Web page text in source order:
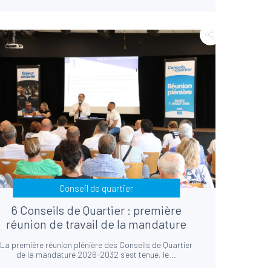
Conseil de quartier
6 Conseils de Quartier : première
réunion de travail de la mandature
La première réunion plénière des Conseils de Quartier
de la mandature 2026-2032 s’est tenue, le...